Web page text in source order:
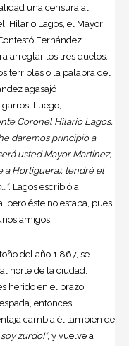
una censura al
Hilario Lagos, el Mayor
Fernández
arreglar los tres duelos.
terribles o la palabra del
agasajó
Luego,
Coronel Hilario Lagos,
daremos principio a
usted Mayor Martínez,
a Hortiguera), tendré el
. Lagos escribió a
éste no estaba, pues
amigos.
del año 1.867, se
norte de la ciudad.
herido en el brazo
entonces
cambia él también de
soy zurdo!”, y vuelve a